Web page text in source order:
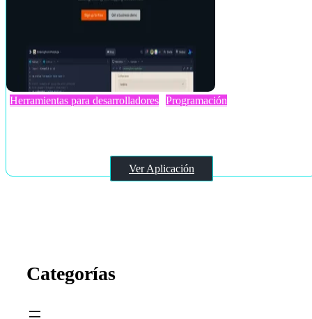
Herramientas para desarrolladores Programación
Ver Aplicación
Categorías